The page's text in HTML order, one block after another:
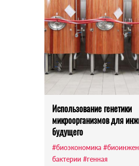
Использование генетики
микроорганизмов для
будущего
#биоэкономика
бактерии #генная